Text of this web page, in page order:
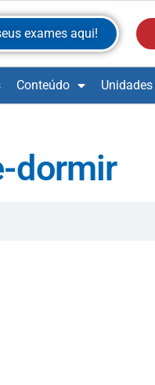
exames aqui!
Conteúdo Unidades
dormir